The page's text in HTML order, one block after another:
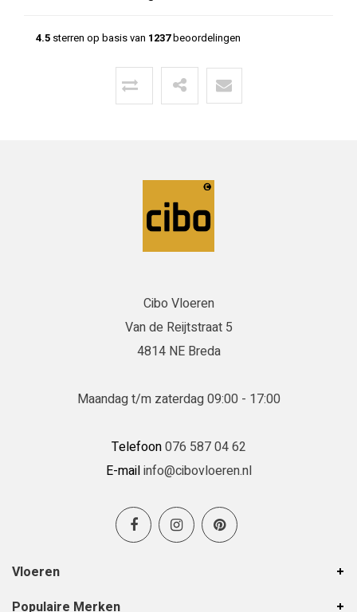
afleveren van de vloer en het terugbrengen van
overgebleven pakken. Een deskundige partij
waar klanttevredenheid hoog in het vaadel staat,
vloer, en de vloerenlegger was zeer deskundig
en heeft de vloer boven en beneden netjes
Hele goede service en ze denken met je
4.5 sterren op basis van 1237beoordelingen
Cibo Vloeren
Van de Reijtstraat 5
4814 NE Breda
Maandag t/m zaterdag 09:00 - 17:00
Telefoon076 587 04 62
E-mailinfo@cibovloeren.nl
Vloeren
Populaire Merken